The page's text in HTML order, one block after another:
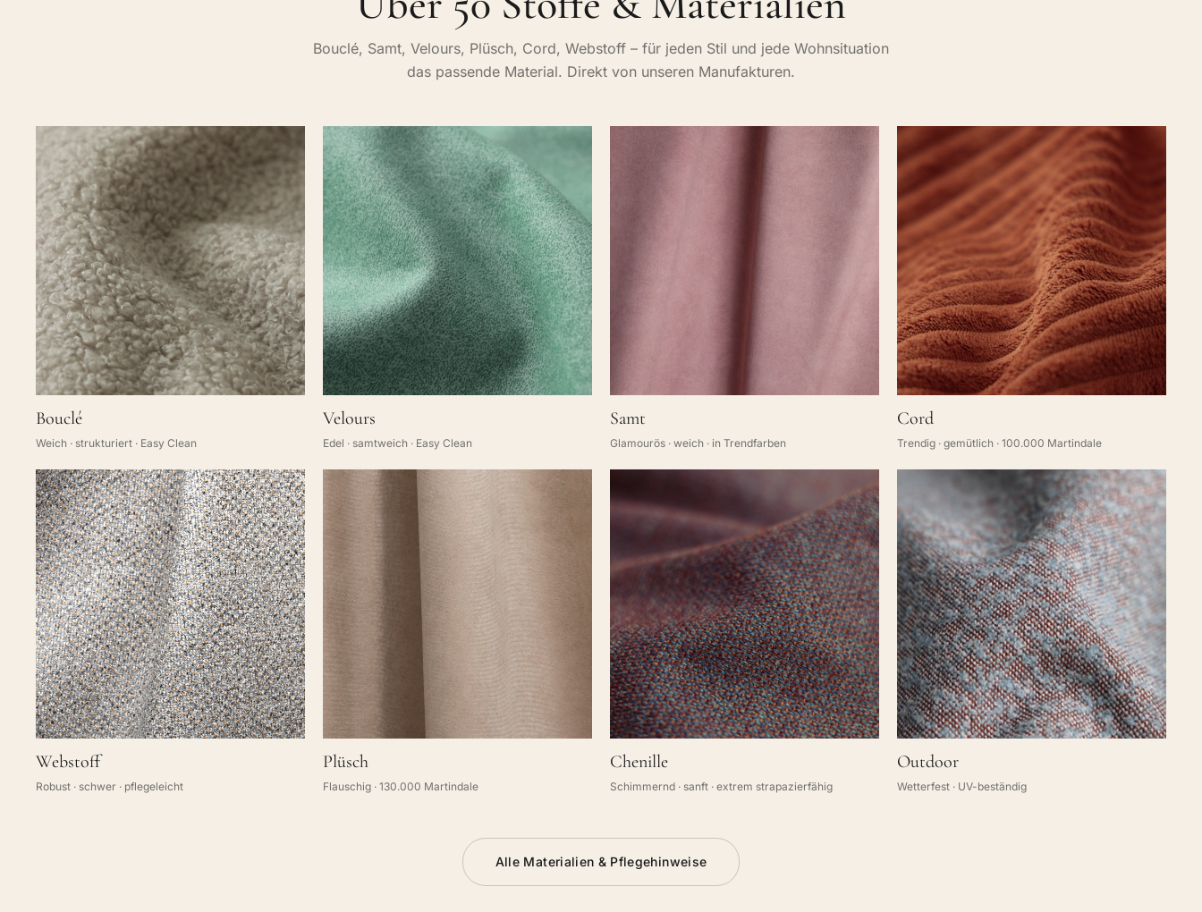
Bouclé, Samt, Velours, Plüsch, Cord, Webstoff – für jeden Stil und jede Wohnsituation
das passende Material. Direkt von unseren Manufakturen.
Bouclé
Weich · strukturiert · Easy Clean
Velours
Edel · samtweich · Easy Clean
Samt
Glamourös · weich · in Trendfarben
Cord
Trendig · gemütlich · 100.000 Martindale
Webstoff
Robust · schwer · pflegeleicht
Plüsch
Flauschig · 130.000 Martindale
Chenille
Schimmernd · sanft · extrem strapazierfähig
Outdoor
Wetterfest · UV-beständig
Alle Materialien & Pflegehinweise